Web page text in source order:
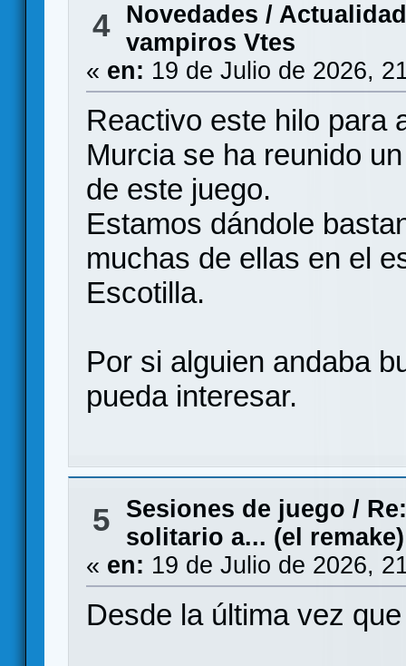
4
Novedades / Actualidad
vampiros Vtes
« en: 19 de Julio de 2026,
Reactivo este hilo para
Murcia se ha reunido
de este juego.
Estamos dándole
muchas de ellas en el
Escotilla.
Por si alguien andaba
pueda interesar.
5 Sesiones de juego /
solitario a... (el remake)
« en: 19 de Julio de 2026,
Desde la última vez